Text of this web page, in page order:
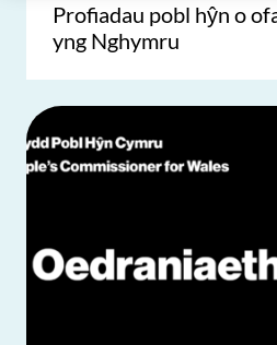
Profiadau pobl hŷn o
yng Nghymru